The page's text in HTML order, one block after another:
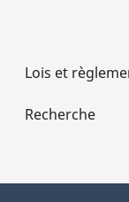
Lois et
Recherche